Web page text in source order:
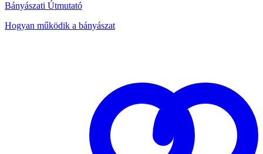
Bányászati Útmutató
Hogyan működik a bányászat